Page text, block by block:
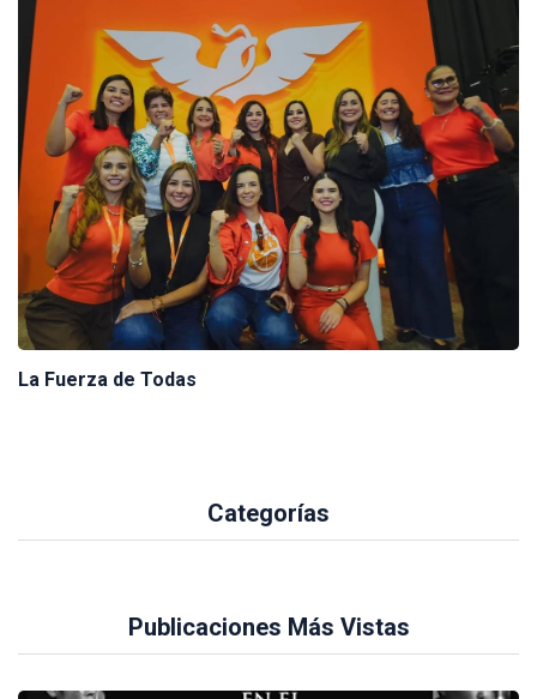
La Fuerza de Todas
Categorías
Publicaciones Más Vistas